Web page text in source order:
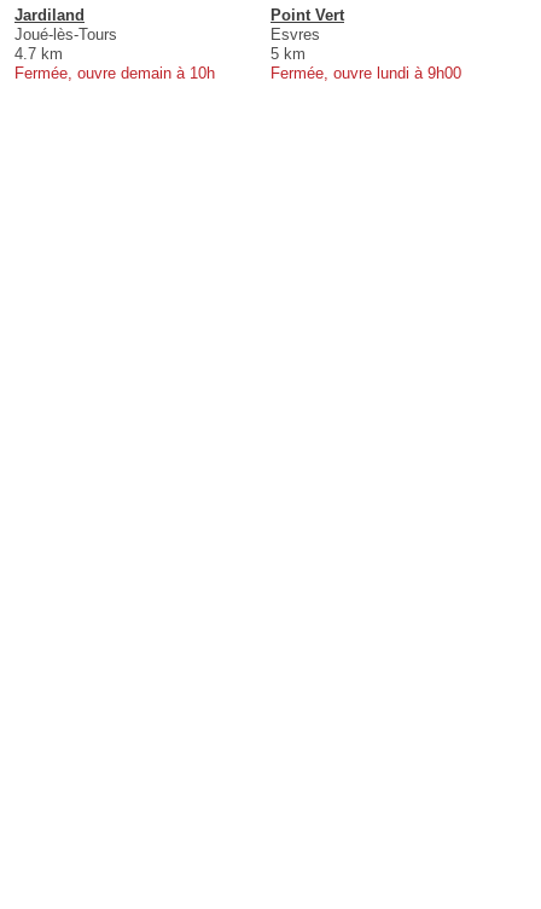
Jardiland
Joué-lès-Tours
4.7 km
Fermée, ouvre demain à 10h
Point Vert
Esvres
5 km
Fermée, ouvre lundi à 9h00